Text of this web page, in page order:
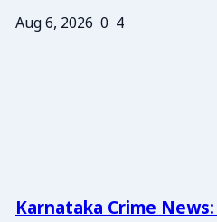
Aug 6, 2026 0 4
Karnataka Crime News: